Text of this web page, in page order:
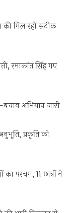
की मिल रही सटीक
रमाकांत सिंह गए
बचाव अभियान जारी
प्रकृति को
परचम, 11 छात्रों ने